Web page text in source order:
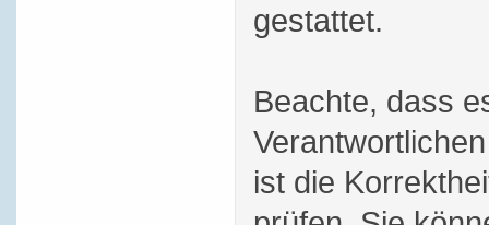
gestattet.
Beachte, dass
ist die